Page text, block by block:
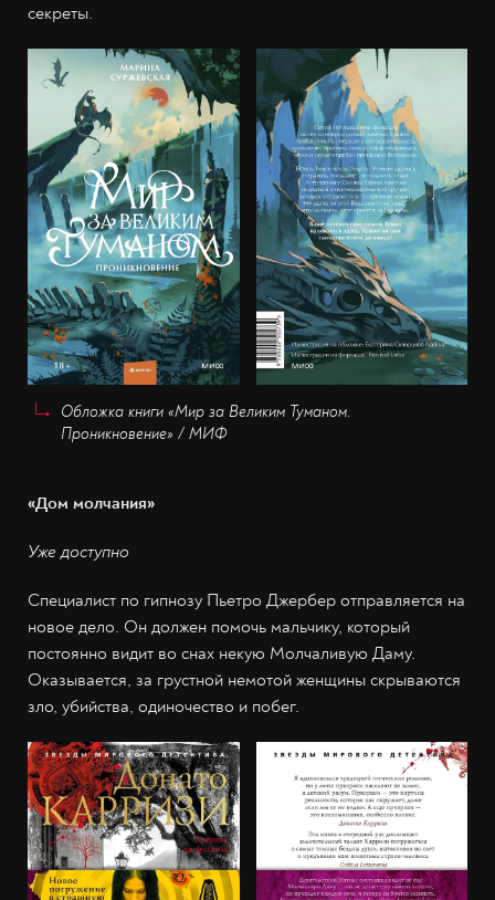
секреты.
Обложка книги «Мир за Великим Туманом.
Проникновение» / МИФ
«Дом молчания»
Уже доступно
Специалист по гипнозу Пьетро Джербер отправляется на
новое дело. Он должен помочь мальчику, который
постоянно видит во снах некую Молчаливую Даму.
Оказывается, за грустной немотой женщины скрываются
зло, убийства, одиночество и побег.